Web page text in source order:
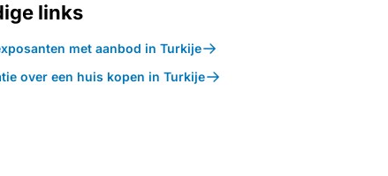
links
met aanbod in Turkije
over een huis kopen in Turkije